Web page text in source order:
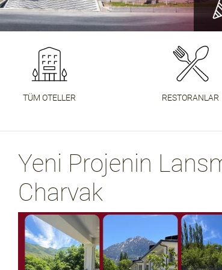
TÜM OTELLER RESTORANLAR
Yeni Projenin
Charvak